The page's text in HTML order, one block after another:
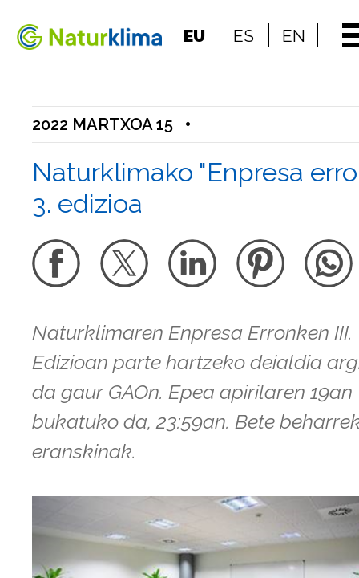
Edukietara jo
EU ES EN
2022 MARTXOA 15 •
Naturklimako "Enpresa
3. edizioa
Naturklimaren Enpresa Erronken III.
Edizioan parte hartzeko deialdia
da gaur GAOn. Epea apirilaren 19an
bukatuko da, 23:59an. Bete
eranskinak.